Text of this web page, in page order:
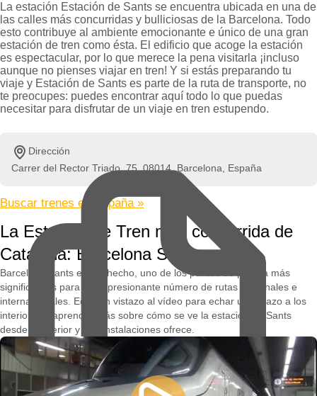
La estación Estación de Sants se encuentra ubicada en una de
las calles más concurridas y bulliciosas de la Barcelona. Todo
esto contribuye al ambiente emocionante e único de una gran
estación de tren como ésta. El edificio que acoge la estación
es espectacular, por lo que merece la pena visitarla ¡incluso
aunque no pienses viajar en tren! Y si estás preparando tu
viaje y Estación de Sants es parte de la ruta de transporte, no
te preocupes: puedes encontrar aquí todo lo que puedas
necesitar para disfrutar de un viaje en tren estupendo.
Dirección
Carrer del Rector Triado, 75, 08014, Barcelona, España
Buscar trenes en España »
La Estación de Tren más concurrida de
Cataluña: Barcelona Sants
Barcelona Sants es, de hecho, uno de los puntos de partida más
significativos para un impresionante número de rutas nacionales e
internacionales. Echa un vistazo al vídeo para echar un vistazo a los
interiores y aprender más sobre cómo se ve la estación de Sants
desde el interior y qué instalaciones ofrece.